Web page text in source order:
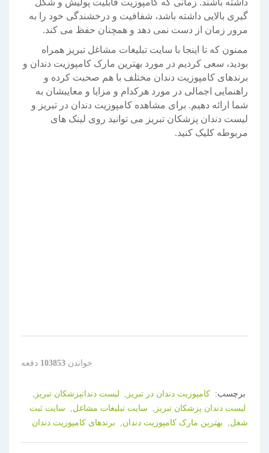
داشته باشند. زمانی که کامپوزیت قابلیت پولیش و شکل
گیری بالایی داشته باشد، شفافیت و درخشندگی خود را به
مرور زمان از دست نمی دهد و همچنان حفظ می کند.
ممنون که تا اینجا با سایت تبلیغات مشاغل تبریز همراه
بودید، سعی کردیم در مورد بهترین مارک کامپوزیت دندان و
برندهای کامپوزیت دندان مختلف با هم صحبت کرده و
راهنمایی اجمالی در مورد هرکدام و مزایا و معایبشان به
شما ارائه دهیم. برای مشاهده کامپوزیت دندان در تبریز و
لیست دندان پزشکان تبریز می توانید روی لینک های
مربوطه کلیک کنید.
خواندن 103853 دفعه
برچسب: کامپوزیت دندان در تبریز,
لیست دندانپزشکان تبریز,
لیست دندان پزشکان تبریز,
سایت تبلیغات مشاغل,
سایت ثبت
شغل,
بهترین مارک کامپوزیت دندان, برندهای کامپوزیت دندان